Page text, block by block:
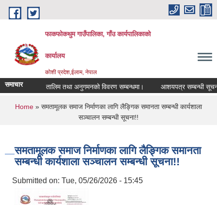
Skip to main content
फाकफोकथुम गाउँपालिका, गाँउ कार्यपालिकाको
कार्यालय
कोशी प्रदेश,ईलाम, नेपाल
समाचार तालिम तथा अनुगमनको विवरण सम्बन्धमा। आशयपत्र सम्बन्धी सूचना।
You are here
Home » समतामूलक समाज निर्माणका लागि लैङ्गिक समानता सम्बन्धी कार्यशाला
सञ्चालन सम्बन्धी सूचना!!
समतामूलक समाज निर्माणका लागि लैङ्गिक समानता
सम्बन्धी कार्यशाला सञ्चालन सम्बन्धी सूचना!!
Submitted on: Tue, 05/26/2026 - 15:45